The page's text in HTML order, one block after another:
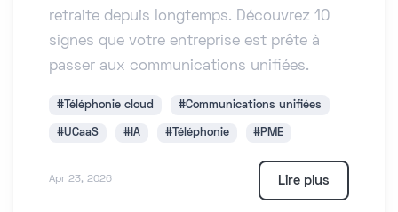
retraite depuis longtemps. Découvrez 10
signes que votre entreprise est prête à
passer aux communications unifiées.
#Téléphonie cloud #Communications unifiées
#UCaaS #IA #Téléphonie #PME
Apr 23, 2026 Lire plus